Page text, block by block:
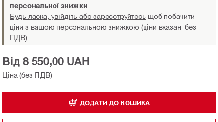
персональної знижки
Будь ласка, увійдіть або зареєструйтесь щоб побачити
ціни з вашою персональною знижкою (ціни вказані без
ПДВ)
Ціна (без ПДВ)
Від 8 550,00 UAH
ДОДАТИ ДО КОШИКА